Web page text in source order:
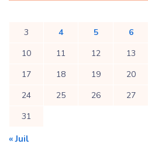
3
4 5 6
10
11 12 13
17
18 19 20
24
25 26 27
31
« Juil